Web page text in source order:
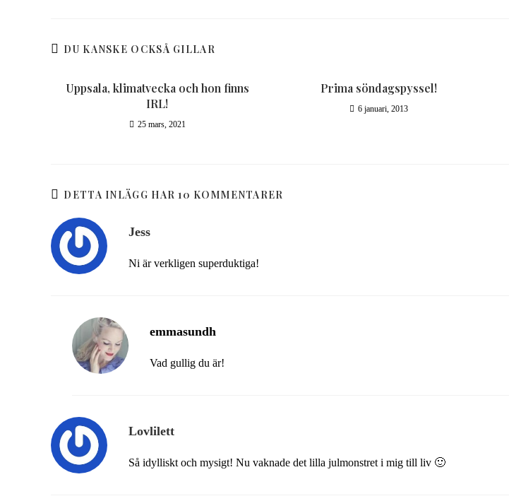
DU KANSKE OCKSÅ GILLAR
Uppsala, klimatvecka och hon finns
IRL!
25 mars, 2021
Prima söndagspyssel!
6 januari, 2013
DETTA INLÄGG HAR 10 KOMMENTARER
Jess
Ni är verkligen superduktiga!
emmasundh
Vad gullig du är!
Lovlilett
Så idylliskt och mysigt! Nu vaknade det lilla julmonstret i mig till liv 🙂